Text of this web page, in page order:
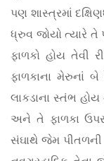
પણ શાસ્ત્રમાં
ધ્રુવ જોયો ત્યારે તે
ફાળકો હોય તેવી
ફાળકાના મેરુનાં
લાકડાના સ્તંભ
અને તે ફાળકા
સંઘાથે જેમ પીતળની